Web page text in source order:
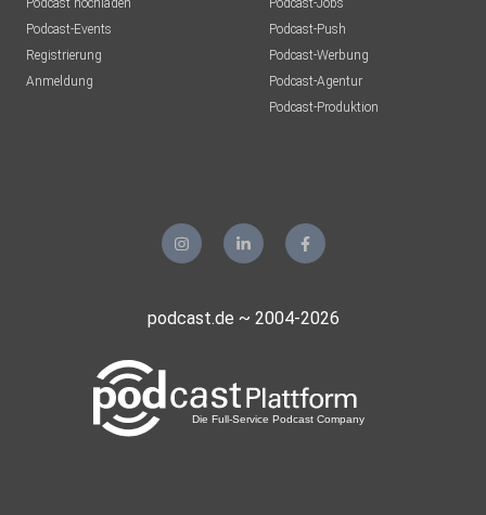
Podcast hochladen
Podcast-Events
Registrierung
Anmeldung
Podcast-Jobs
Podcast-Push
Podcast-Werbung
Podcast-Agentur
Podcast-Produktion
podcast.de ~ 2004-2026